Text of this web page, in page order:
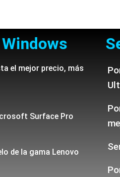
el mejor precio, más
Surface Pro
de la gama Lenovo